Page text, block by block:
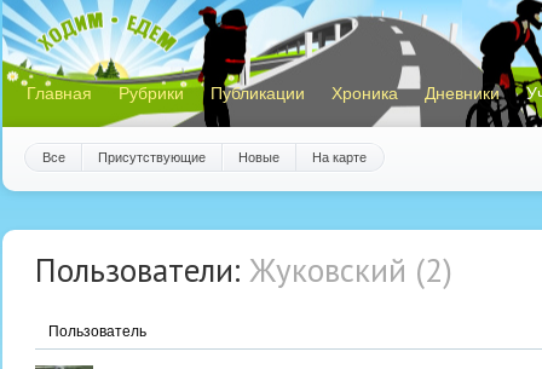
Главная Рубрики Публикации Хроника Дневники
Все Присутствующие Новые На карте
Пользователи: Жуковский (2)
Пользователь